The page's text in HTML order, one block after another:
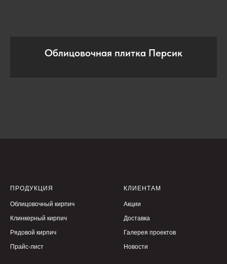
Облицовочная плитка Персик
ПРОДУКЦИЯ
Облицовочный кирпич
Клинкерный кирпич
Рядовой кирпич
Прайс-лист
КЛИЕНТАМ
Акции
Доставка
Галерея проектов
Новости